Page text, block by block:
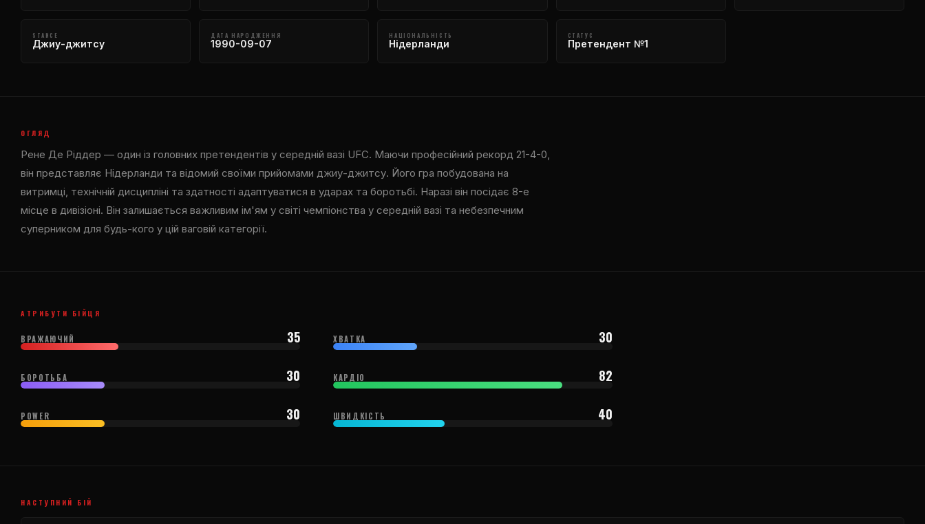
STANCE
Джиу-джитсу
ДАТА НАРОДЖЕННЯ
1990-09-07
НАЦІОНАЛЬНІСТЬ
Нідерланди
СТАТУС
Претендент №1
ОГЛЯД
Рене Де Ріддер — один із головних претендентів у середній вазі UFC. Маючи професійний рекорд 21-4-0,
він представляє Нідерланди та відомий своїми прийомами джиу-джитсу. Його гра побудована на
витримці, технічній дисципліні та здатності адаптуватися в ударах та боротьбі. Наразі він посідає 8-е
місце в дивізіоні. Він залишається важливим ім'ям у світі чемпіонства у середній вазі та небезпечним
суперником для будь-кого у цій ваговій категорії.
АТРИБУТИ БІЙЦЯ
ВРАЖАЮЧИЙ 35 ХВАТКА 30
БОРОТЬБА 30 КАРДІО 82
POWER 30 ШВИДКІСТЬ 40
НАСТУПНИЙ БІЙ